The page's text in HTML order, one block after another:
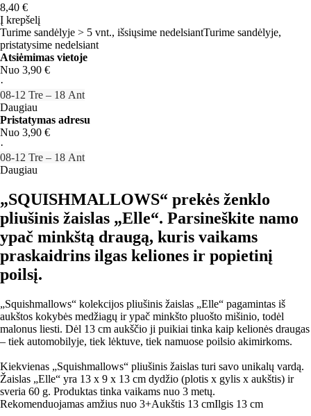
8,40 €
Į krepšelį
Turime sandėlyje > 5 vnt., išsiųsime nedelsiantTurime sandėlyje,
pristatysime nedelsiant
Atsiėmimas vietoje
Nuo 3,90 €
·
08‑12 Tre – 18 Ant
Daugiau
Pristatymas adresu
Nuo 3,90 €
·
08‑12 Tre – 18 Ant
Daugiau
„SQUISHMALLOWS“ prekės ženklo
pliušinis žaislas „Elle“. Parsineškite namo
ypač minkštą draugą, kuris vaikams
praskaidrins ilgas keliones ir popietinį
poilsį.
„Squishmallows“ kolekcijos pliušinis žaislas „Elle“ pagamintas iš
aukštos kokybės medžiagų ir ypač minkšto pluošto mišinio, todėl
malonus liesti. Dėl 13 cm aukščio ji puikiai tinka kaip kelionės draugas
– tiek automobilyje, tiek lėktuve, tiek namuose poilsio akimirkoms.
Kiekvienas „Squishmallows“ pliušinis žaislas turi savo unikalų vardą.
Žaislas „Elle“ yra 13 x 9 x 13 cm dydžio (plotis x gylis x aukštis) ir
sveria 60 g. Produktas tinka vaikams nuo 3 metų.
Rekomenduojamas amžius nuo 3+Aukštis 13 cmIlgis 13 cm